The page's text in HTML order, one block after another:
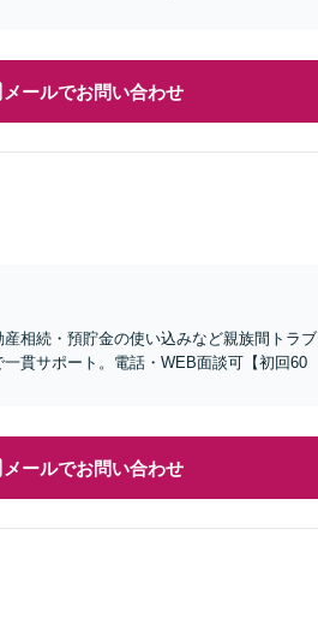
メールでお問い合わせ
相続・預貯金の使い込みなど親族間トラブ
貫サポート。電話・WEB面談可【初回60
メールでお問い合わせ